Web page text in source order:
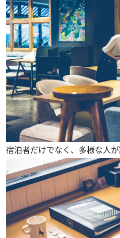
宿泊者だけでなく、多様な人が